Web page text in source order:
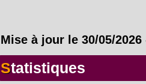
Mise à jour le 30/05/2026
Statistiques